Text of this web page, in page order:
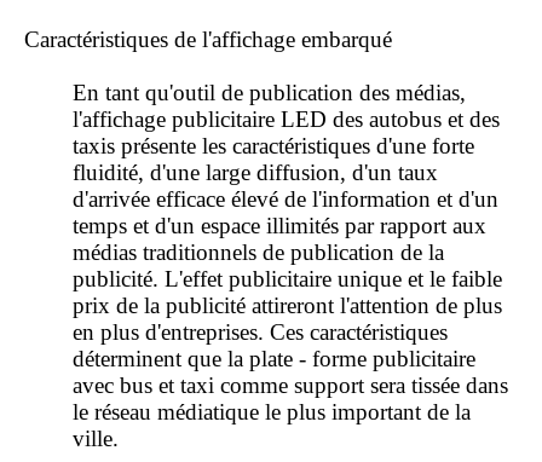
Caractéristiques de l'affichage embarqué
En tant qu'outil de publication des médias,
l'affichage publicitaire LED des autobus et des
taxis présente les caractéristiques d'une forte
fluidité, d'une large diffusion, d'un taux
d'arrivée efficace élevé de l'information et d'un
temps et d'un espace illimités par rapport aux
médias traditionnels de publication de la
publicité. L'effet publicitaire unique et le faible
prix de la publicité attireront l'attention de plus
en plus d'entreprises. Ces caractéristiques
déterminent que la plate - forme publicitaire
avec bus et taxi comme support sera tissée dans
le réseau médiatique le plus important de la
ville.